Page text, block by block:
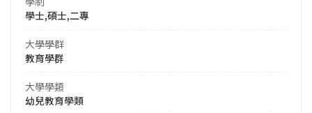
學士,碩士,二專
大學學群
教育學群
大學學類
幼兒教育學類